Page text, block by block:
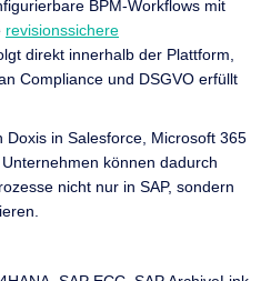
BPM-Workflows mit
revisionssichere
direkt innerhalb der Plattform,
Compliance und DSGVO erfüllt
in Salesforce, Microsoft 365
können dadurch
nicht nur in SAP, sondern